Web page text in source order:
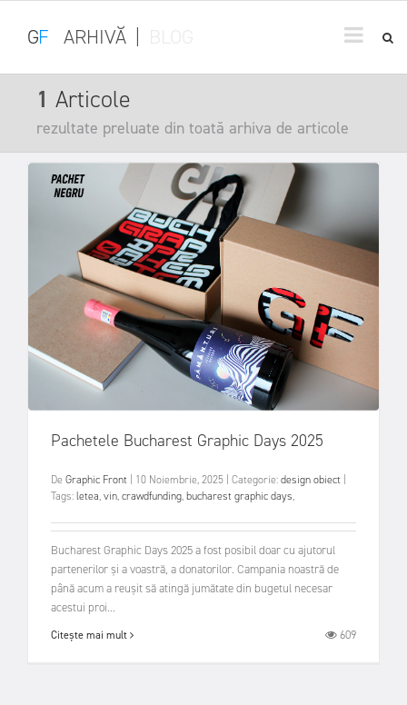
GF ARHIVĂ
1 Articole
rezultate preluate din toată arhiva de articole
Pachetele Bucharest Graphic Days 2025
De Graphic Front 10 Noiembrie, 2025 Categorie:design obiect
Tags:letea,vin,crawdfunding,bucharest graphic days,
Bucharest Graphic Days 2025 a fost posibil doar cu ajutorul
partenerilor și a voastră, a donatorilor. Campania noastră de
până acum a reușit să atingă jumătate din bugetul necesar
acestui proi...
Citește mai mult 609